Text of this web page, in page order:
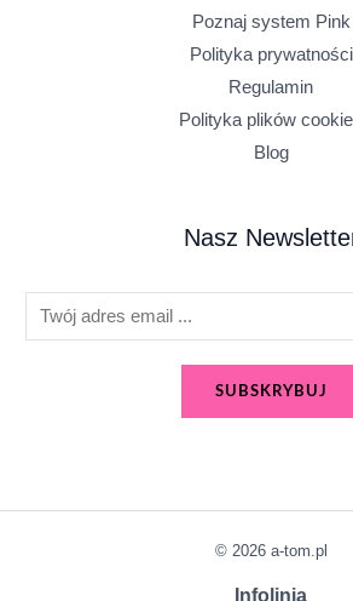
Poznaj system Pink
Polityka prywatności
Regulamin
Polityka plików
Blog
Nasz
m
SUBSKRYBUJ
© 2026 a-tom.pl
Infolinia